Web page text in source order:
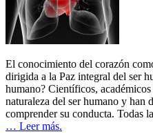
El conocimiento del corazón
dirigida a la Paz integral del ser
humano? Científicos,
naturaleza del ser humano y han
comprender su conducta. Todas
… Leer más.